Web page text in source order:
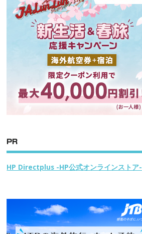
PR
HP Directplus -HP公式オンラインストア-